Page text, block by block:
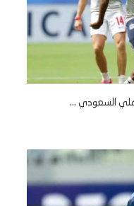
السعودي ...